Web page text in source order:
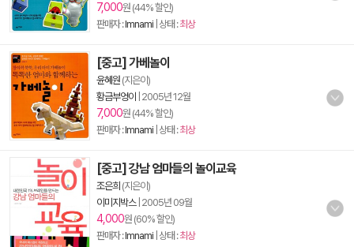
7,000원 (44% 할인)
판매자 :lmnami | 상태 :최상
[중고] 가베놀이
윤혜원 (지은이)
황금부엉이
2005년 12월
7,000원 (44% 할인)
판매자 :lmnami | 상태 :최상
[중고] 강남 엄마들의 놀이교육
조은희 (지은이)
이미지박스| 2005년 09월
4,000원 (60% 할인)
판매자 :lmnami | 상태 :최상